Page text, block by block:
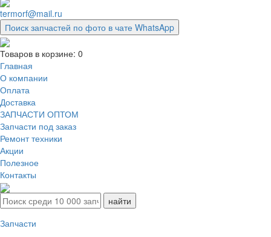
termorf@mail.ru
Поиск запчастей по фото в чате WhatsApp
Товаров в корзине: 0
Главная
О компании
Оплата
Доставка
ЗАПЧАСТИ ОПТОМ
Запчасти под заказ
Ремонт техники
Акции
Полезное
Контакты
Запчасти